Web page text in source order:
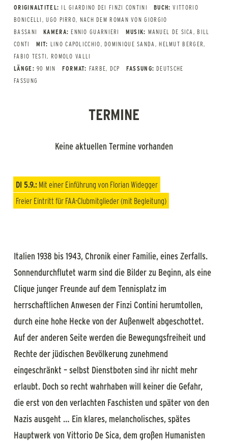
ORIGINALTITEL: IL GIARDINO DEI FINZI CONTINI BUCH: VITTORIO
BONICELLI, UGO PIRRO, NACH DEM ROMAN VON GIORGIO
BASSANI
KAMERA: ENNIO GUARNIERI MUSIK: MANUEL DE SICA, BILL
CONTI
MIT: LINO CAPOLICCHIO, DOMINIQUE SANDA, HELMUT BERGER,
FABIO TESTI, ROMOLO VALLI
LÄNGE: 90 MIN FORMAT: FARBE, DCP FASSUNG: DEUTSCHE
FASSUNG
TERMINE
Keine aktuellen Termine vorhanden
DI 5.9.:Mit einer Einführung von Florian Widegger
Freier Eintritt fürFAA-Clubmitglieder(mit Begleitung)
Italien 1938 bis 1943, Chronik einer Familie, eines Zerfalls.
Sonnendurchflutet warm sind die Bilder zu Beginn, als eine
Clique junger Freunde auf dem Tennisplatz im
herrschaftlichen Anwesen der Finzi Contini herumtollen,
durch eine hohe Hecke von der Außenwelt abgeschottet.
Auf der anderen Seite werden die Bewegungsfreiheit und
Rechte der jüdischen Bevölkerung zunehmend
eingeschränkt – selbst Dienstboten sind ihr nicht mehr
erlaubt. Doch so recht wahrhaben will keiner die Gefahr,
die erst von den verlachten Faschisten und später von den
Nazis ausgeht … Ein klares, melancholisches, spätes
Hauptwerk von Vittorio De Sica, dem großen Humanisten